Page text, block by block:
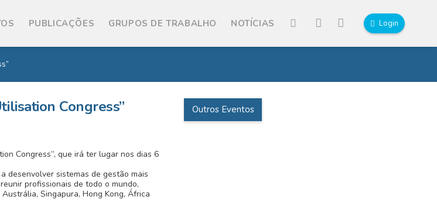
PUBLICAÇÕES GRUPOS DE TRABALHO NOTÍCIAS Login
Congress”
Congress”, que irá ter lugar nos dias 6
desenvolver sistemas de gestão mais
profissionais de todo o mundo,
Singapura, Hong Kong, África
Outros Eventos